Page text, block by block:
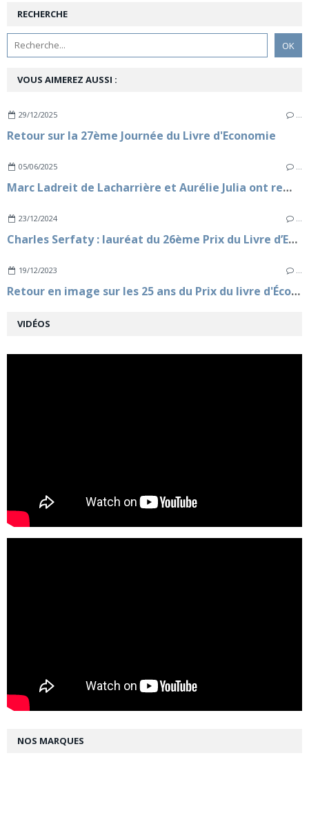
RECHERCHE
VOUS AIMEREZ AUSSI :
29/12/2025 …
Retour sur la 27ème Journée du Livre d'Economie
05/06/2025 …
Marc Ladreit de Lacharrière et Aurélie Julia ont remis le Prix de la Revue des Deux Mondes 2025, au talentueux lauréat Richard Malka
23/12/2024 …
Charles Serfaty : lauréat du 26ème Prix du Livre d’Economie
19/12/2023 …
Retour en image sur les 25 ans du Prix du livre d'Économie
VIDÉOS
NOS MARQUES